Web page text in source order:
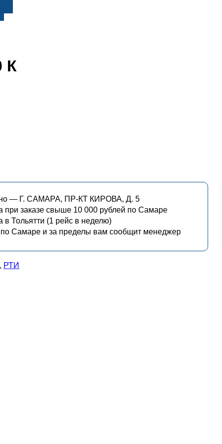
К
— Г. САМАРА, ПР-КТ КИРОВА, Д. 5
при заказе свыше 10 000 рублей по Самаре
в Тольятти (1 рейс в неделю)
по Самаре и за пределы вам сообщит менеджер
РТИ